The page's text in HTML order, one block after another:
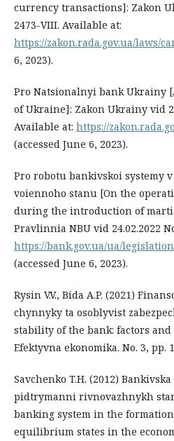
currency transactions]: Zakon
2473-VIII. Available at:
https://zakon.rada.gov.ua/laws/
6, 2023).
Pro Natsionalnyi bank Ukrainy
of Ukraine]: Zakon Ukrainy vid
Available at: https://
(accessed June 6, 2023).
Pro robotu bankivskoi systemy
voiennoho stanu [On the
during the introduction of
Pravlinnia NBU vid 24.02.2022
https://bank.gov.ua/ua/
(accessed June 6, 2023).
Rysin V.V., Bida A.P. (2021)
chynnyky ta osoblyvist
stability of the bank: factors
Efektyvna ekonomika. No. 3, pp.
Savchenko T.H. (2012)
pidtrymanni rivnovazhnykh
banking system in the
equilibrium states in the